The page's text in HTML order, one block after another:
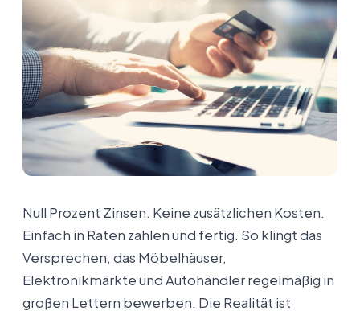
Null Prozent Zinsen. Keine zusätzlichen Kosten.
Einfach in Raten zahlen und fertig. So klingt das
Versprechen, das Möbelhäuser,
Elektronikmärkte und Autohändler regelmäßig in
großen Lettern bewerben. Die Realität ist